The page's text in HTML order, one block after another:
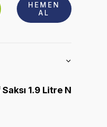
HEMEN
AL
1.9 Litre N